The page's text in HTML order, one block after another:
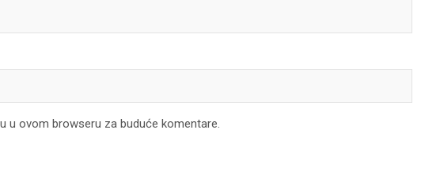
u ovom browseru za buduće komentare.